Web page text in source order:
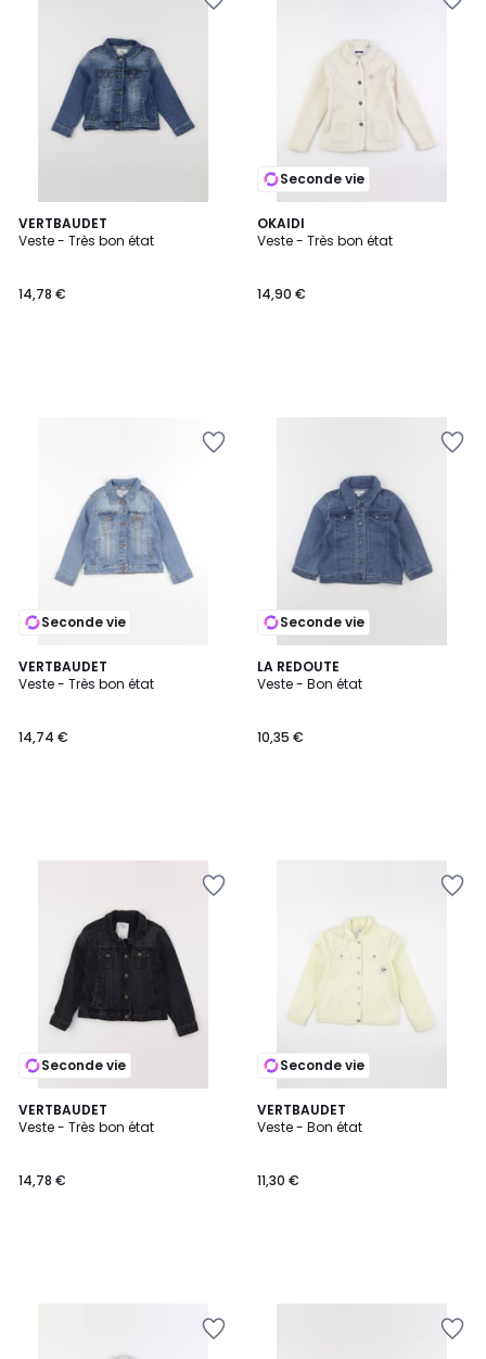
VERTBAUDET
Veste - Très bon état
14,78 €
Seconde vie
OKAIDI
Veste - Très bon état
14,90 €
Seconde vie
VERTBAUDET
Veste - Très bon état
14,74 €
Seconde vie
LA REDOUTE
Veste - Bon état
10,35 €
Seconde vie
VERTBAUDET
Veste - Très bon état
14,78 €
Seconde vie
VERTBAUDET
Veste - Bon état
11,30 €